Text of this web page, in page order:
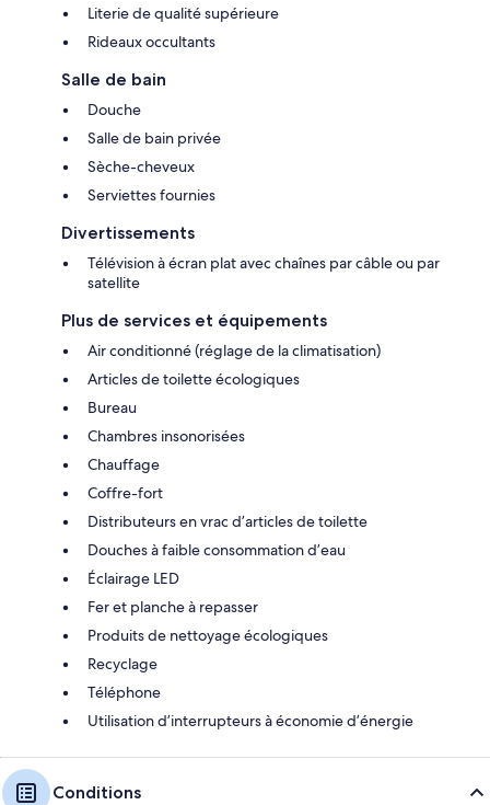
Literie de qualité supérieure
Rideaux occultants
Salle de bain
Douche
Salle de bain privée
Sèche-cheveux
Serviettes fournies
Divertissements
Télévision à écran plat avec chaînes par câble ou par
satellite
Plus de services et équipements
Air conditionné (réglage de la climatisation)
Articles de toilette écologiques
Bureau
Chambres insonorisées
Chauffage
Coffre-fort
Distributeurs en vrac d’articles de toilette
Douches à faible consommation d’eau
Éclairage LED
Fer et planche à repasser
Produits de nettoyage écologiques
Recyclage
Téléphone
Utilisation d’interrupteurs à économie d’énergie
Conditions